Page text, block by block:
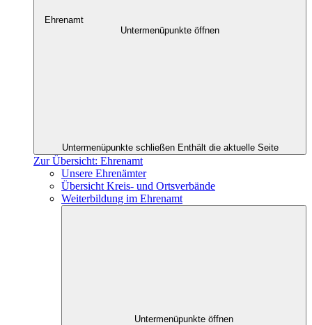
Ehrenamt
Untermenüpunkte öffnen
Untermenüpunkte schließen Enthält die aktuelle Seite
Zur Übersicht: Ehrenamt
Unsere Ehrenämter
Übersicht Kreis- und Ortsverbände
Weiterbildung im Ehrenamt
Untermenüpunkte öffnen